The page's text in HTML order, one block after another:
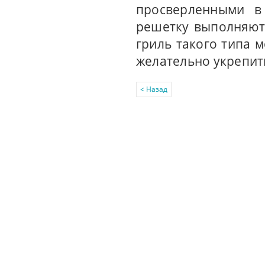
просверленными
решетку
гриль такого типа
желательно
< Назад